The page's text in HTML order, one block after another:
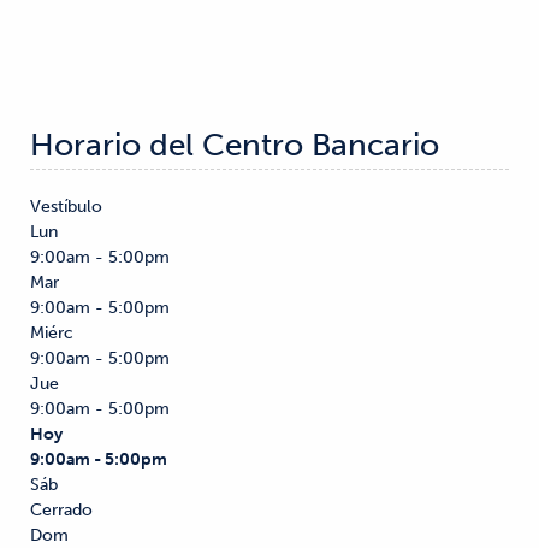
Horario del Centro Bancario
Vestíbulo
Lun
9:00am - 5:00pm
Mar
9:00am - 5:00pm
Miérc
9:00am - 5:00pm
Jue
9:00am - 5:00pm
Hoy
9:00am - 5:00pm
Sáb
Cerrado
Dom